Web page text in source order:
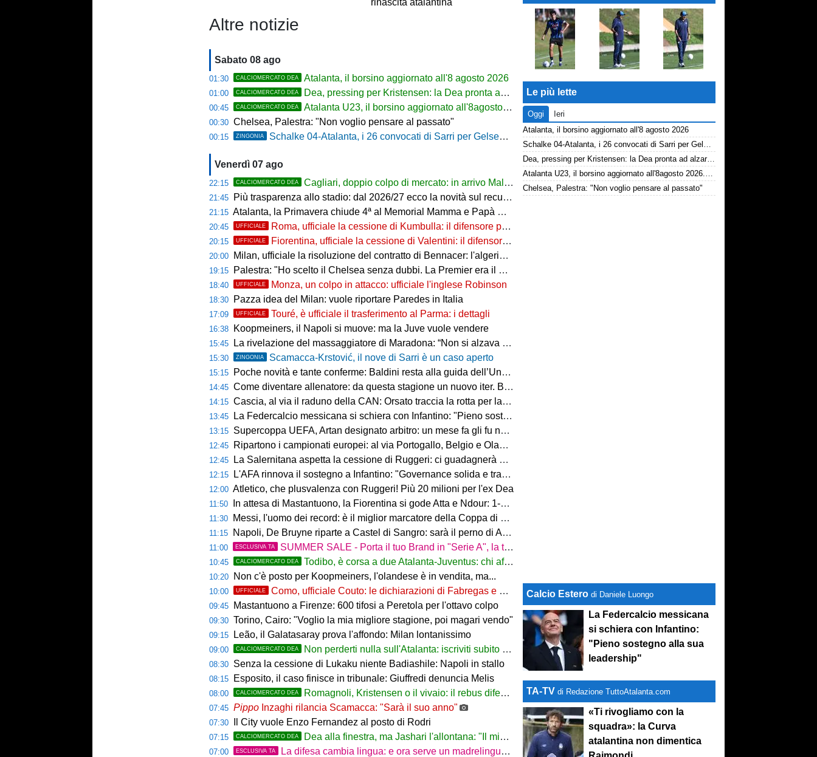
rinascita atalantina
Altre notizie
Sabato 08 ago
01:30 CALCIOMERCATO DEA Atalanta, il borsino aggiornato all'8 agosto 2026
01:00 CALCIOMERCATO DEA Dea, pressing per Kristensen: la Dea pronta ad alzare l'offerta all'Udinese
00:45 CALCIOMERCATO DEA Atalanta U23, il borsino aggiornato all'8agosto 2026. Cantiere aperto per Beati
00:30 Chelsea, Palestra: "Non voglio pensare al passato"
00:15 ZINGONIA Schalke 04-Atalanta, i 26 convocati di Sarri per Gelsenkirchen
Venerdì 07 ago
22:15 CALCIOMERCATO DEA Cagliari, doppio colpo di mercato: in arrivo Maldini e Kevin Carlos
21:45 Più trasparenza allo stadio: dal 2026/27 ecco la novità sul recupero
21:15 Atalanta, la Primavera chiude 4ª al Memorial Mamma e Papà Cairo
20:45 UFFICIALE Roma, ufficiale la cessione di Kumbulla: il difensore passa al Rayo Vallecano
20:15 UFFICIALE Fiorentina, ufficiale la cessione di Valentini: il difensore passa al Deportivo Alavés
20:00 Milan, ufficiale la risoluzione del contratto di Bennacer: l'algerino saluta dopo sette anni
19:15 Palestra: "Ho scelto il Chelsea senza dubbi. La Premier era il mio sogno"
18:40 UFFICIALE Monza, un colpo in attacco: ufficiale l'inglese Robinson
18:30 Pazza idea del Milan: vuole riportare Paredes in Italia
17:09 UFFICIALE Touré, è ufficiale il trasferimento al Parma: i dettagli
16:38 Koopmeiners, il Napoli si muove: ma la Juve vuole vendere
15:45 La rivelazione del massaggiatore di Maradona: “Non si alzava dal letto, ero preoccupato”
15:30 ZINGONIA Scamacca-Krstović, il nove di Sarri è un caso aperto
15:15 Poche novità e tante conferme: Baldini resta alla guida dell’Under 21
14:45 Come diventare allenatore: da questa stagione un nuovo iter. Beretta: “Un percorso più organico”
14:15 Cascia, al via il raduno della CAN: Orsato traccia la rotta per la nuova stagione
13:45 La Federcalcio messicana si schiera con Infantino: "Pieno sostegno alla sua leadership"
13:15 Supercoppa UEFA, Artan designato arbitro: un mese fa gli fu negato l'ingresso negli Stati Uniti
12:45 Ripartono i campionati europei: al via Portogallo, Belgio e Olanda
12:45 La Salernitana aspetta la cessione di Ruggeri: ci guadagnerà qualcosa
12:15 L'AFA rinnova il sostegno a Infantino: "Governance solida e trasparente"
12:00 Atletico, che plusvalenza con Ruggeri! Più 20 milioni per l'ex Dea
11:50 In attesa di Mastantuono, la Fiorentina si gode Atta e Ndour: 1-1 col Deportivo
11:30 Messi, l'uomo dei record: è il miglior marcatore della Coppa di Lega
11:15 Napoli, De Bruyne riparte a Castel di Sangro: sarà il perno di Allegri
11:00 ESCLUSIVA TA SUMMER SALE - Porta il tuo Brand in "Serie A", la tua azienda e professione titolare nel cuore dell'Atalanta
10:45 CALCIOMERCATO DEA Todibo, è corsa a due Atalanta-Juventus: chi affonderà il colpo?
10:20 Non c'è posto per Koopmeiners, l'olandese è in vendita, ma...
10:00 UFFICIALE Como, ufficiale Couto: le dichiarazioni di Fabregas e del brasiliano
09:45 Mastantuono a Firenze: 600 tifosi a Peretola per l'ottavo colpo
09:30 Torino, Cairo: "Voglio la mia migliore stagione, poi magari vendo"
09:15 Leão, il Galatasaray prova l'affondo: Milan lontanissimo
09:00 CALCIOMERCATO DEA Non perderti nulla sull'Atalanta: iscriviti subito al nostro canale WhatsApp!
08:30 Senza la cessione di Lukaku niente Badiashile: Napoli in stallo
08:15 Esposito, il caso finisce in tribunale: Giuffredi denuncia Melis
08:00 CALCIOMERCATO DEA Romagnoli, Kristensen o il vivaio: il rebus difesa dell'Atalanta
07:45 Pippo Inzaghi rilancia Scamacca: "Sarà il suo anno"
07:30 Il City vuole Enzo Fernandez al posto di Rodri
07:15 CALCIOMERCATO DEA Dea alla finestra, ma Jashari l'allontana: "Il mio cuore è sempre stato rossonero"
07:00 ESCLUSIVA TA La difesa cambia lingua: e ora serve un madrelingua della zona
Le più lette
Oggi
Ieri
Atalanta, il borsino aggiornato all'8 agosto 2026
Schalke 04-Atalanta, i 26 convocati di Sarri per Gelsenkirchen
Dea, pressing per Kristensen: la Dea pronta ad alzare l'offerta all'Udinese
Atalanta U23, il borsino aggiornato all'8agosto 2026. Cantiere aperto per Beati
Chelsea, Palestra: "Non voglio pensare al passato"
Calcio Estero di Daniele Luongo
La Federcalcio messicana
si schiera con Infantino:
"Pieno sostegno alla sua
leadership"
TA-TVdi Redazione TuttoAtalanta.com
«Ti rivogliamo con la
squadra»: la Curva
atalantina non dimentica